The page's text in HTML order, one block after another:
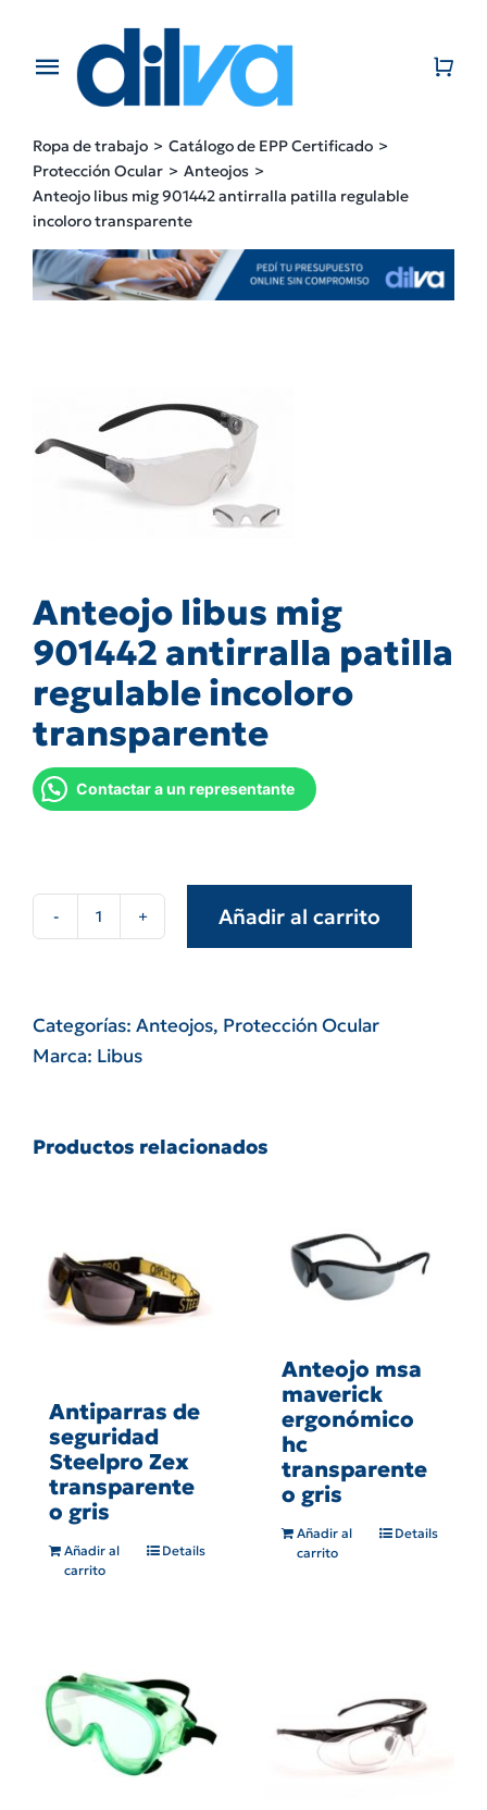
contentToggle
EMPRESA
PRODUCTOS
BLOG
Ropa de trabajo
Catálogo de EPP Certificado
Protección Ocular
Anteojos
Anteojo libus mig 901442 antirralla patilla regulable
incoloro transparente
Anteojo libus mig
901442 antirralla patilla
regulable incoloro
transparente
Contactar a un representante
Anteojo
901442
antirralla
incoloro
Añadir al carrito
Categorías: Anteojos, Protección Ocular
Marca: Libus
Productos relacionados
Antiparras de
seguridad
Steelpro Zex
transparente
o gris
Añadir al
carrito
Details
Anteojo msa
maverick
ergonómico
hc
transparente
o gris
Añadir al
carrito
Details